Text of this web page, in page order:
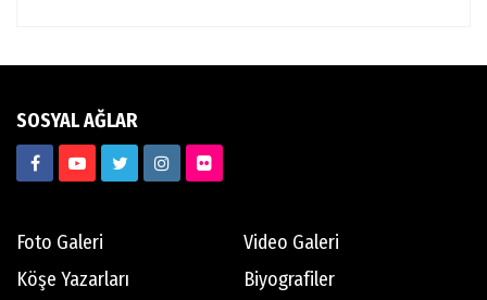
SOSYAL AĞLAR
Foto Galeri
Video Galeri
Köşe Yazarları
Biyografiler